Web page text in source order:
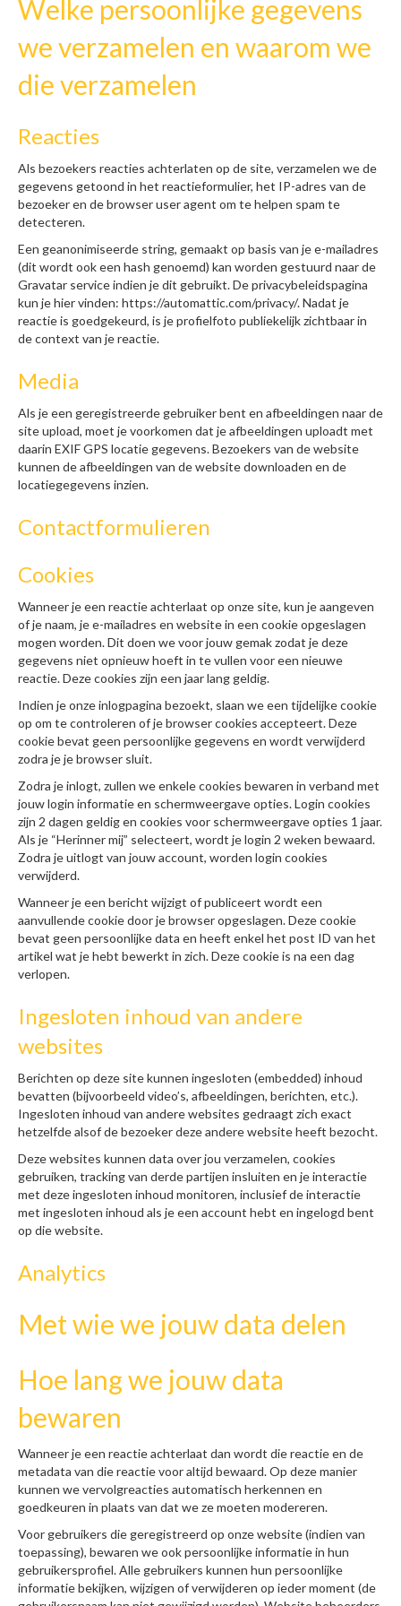
Welke persoonlijke gegevens
we verzamelen en waarom we
die verzamelen
Reacties
Als bezoekers reacties achterlaten op de site, verzamelen we de
gegevens getoond in het reactieformulier, het IP-adres van de
bezoeker en de browser user agent om te helpen spam te
detecteren.
Een geanonimiseerde string, gemaakt op basis van je e-mailadres
(dit wordt ook een hash genoemd) kan worden gestuurd naar de
Gravatar service indien je dit gebruikt. De privacybeleidspagina
kun je hier vinden: https://automattic.com/privacy/. Nadat je
reactie is goedgekeurd, is je profielfoto publiekelijk zichtbaar in
de context van je reactie.
Media
Als je een geregistreerde gebruiker bent en afbeeldingen naar de
site upload, moet je voorkomen dat je afbeeldingen uploadt met
daarin EXIF GPS locatie gegevens. Bezoekers van de website
kunnen de afbeeldingen van de website downloaden en de
locatiegegevens inzien.
Contactformulieren
Cookies
Wanneer je een reactie achterlaat op onze site, kun je aangeven
of je naam, je e-mailadres en website in een cookie opgeslagen
mogen worden. Dit doen we voor jouw gemak zodat je deze
gegevens niet opnieuw hoeft in te vullen voor een nieuwe
reactie. Deze cookies zijn een jaar lang geldig.
Indien je onze inlogpagina bezoekt, slaan we een tijdelijke cookie
op om te controleren of je browser cookies accepteert. Deze
cookie bevat geen persoonlijke gegevens en wordt verwijderd
zodra je je browser sluit.
Zodra je inlogt, zullen we enkele cookies bewaren in verband met
jouw login informatie en schermweergave opties. Login cookies
zijn 2 dagen geldig en cookies voor schermweergave opties 1 jaar.
Als je “Herinner mij” selecteert, wordt je login 2 weken bewaard.
Zodra je uitlogt van jouw account, worden login cookies
verwijderd.
Wanneer je een bericht wijzigt of publiceert wordt een
aanvullende cookie door je browser opgeslagen. Deze cookie
bevat geen persoonlijke data en heeft enkel het post ID van het
artikel wat je hebt bewerkt in zich. Deze cookie is na een dag
verlopen.
Ingesloten inhoud van andere
websites
Berichten op deze site kunnen ingesloten (embedded) inhoud
bevatten (bijvoorbeeld video’s, afbeeldingen, berichten, etc.).
Ingesloten inhoud van andere websites gedraagt zich exact
hetzelfde alsof de bezoeker deze andere website heeft bezocht.
Deze websites kunnen data over jou verzamelen, cookies
gebruiken, tracking van derde partijen insluiten en je interactie
met deze ingesloten inhoud monitoren, inclusief de interactie
met ingesloten inhoud als je een account hebt en ingelogd bent
op die website.
Analytics
Met wie we jouw data delen
Hoe lang we jouw data
bewaren
Wanneer je een reactie achterlaat dan wordt die reactie en de
metadata van die reactie voor altijd bewaard. Op deze manier
kunnen we vervolgreacties automatisch herkennen en
goedkeuren in plaats van dat we ze moeten modereren.
Voor gebruikers die geregistreerd op onze website (indien van
toepassing), bewaren we ook persoonlijke informatie in hun
gebruikersprofiel. Alle gebruikers kunnen hun persoonlijke
informatie bekijken, wijzigen of verwijderen op ieder moment (de